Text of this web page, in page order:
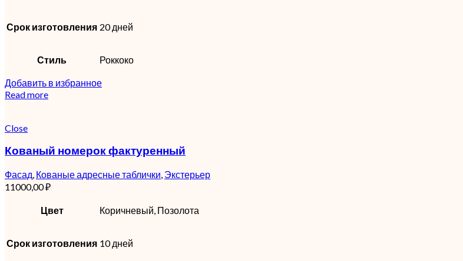
Срок изготовления 20 дней
Стиль Роккоко
Добавить в избранное
Read more
Close
Кованый номерок фактуренный
Фасад, Кованые адресные таблички, Экстерьер
11000,00₽
Цвет Коричневый, Позолота
Срок изготовления 10 дней